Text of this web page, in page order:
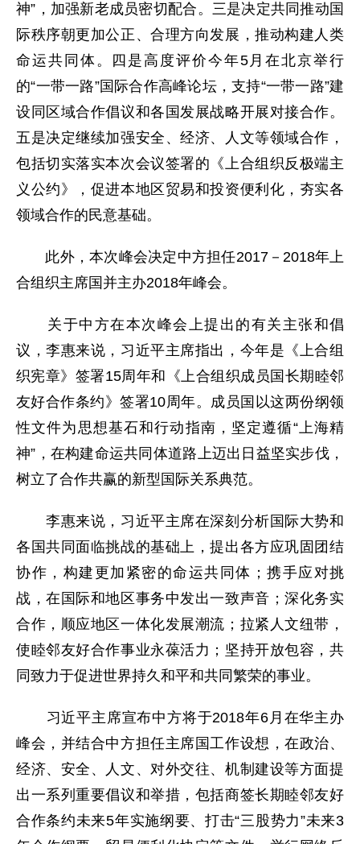
神”，加强新老成员密切配合。三是决定共同推动国
际秩序朝更加公正、合理方向发展，推动构建人类
命运共同体。四是高度评价今年5月在北京举行
的“一带一路”国际合作高峰论坛，支持“一带一路”建
设同区域合作倡议和各国发展战略开展对接合作。
五是决定继续加强安全、经济、人文等领域合作，
包括切实落实本次会议签署的《上合组织反极端主
义公约》，促进本地区贸易和投资便利化，夯实各
领域合作的民意基础。
此外，本次峰会决定中方担任2017－2018年上
合组织主席国并主办2018年峰会。
关于中方在本次峰会上提出的有关主张和倡
议，李惠来说，习近平主席指出，今年是《上合组
织宪章》签署15周年和《上合组织成员国长期睦邻
友好合作条约》签署10周年。成员国以这两份纲领
性文件为思想基石和行动指南，坚定遵循“上海精
神”，在构建命运共同体道路上迈出日益坚实步伐，
树立了合作共赢的新型国际关系典范。
李惠来说，习近平主席在深刻分析国际大势和
各国共同面临挑战的基础上，提出各方应巩固团结
协作，构建更加紧密的命运共同体；携手应对挑
战，在国际和地区事务中发出一致声音；深化务实
合作，顺应地区一体化发展潮流；拉紧人文纽带，
使睦邻友好合作事业永葆活力；坚持开放包容，共
同致力于促进世界持久和平和共同繁荣的事业。
习近平主席宣布中方将于2018年6月在华主办
峰会，并结合中方担任主席国工作设想，在政治、
经济、安全、人文、对外交往、机制建设等方面提
出一系列重要倡议和举措，包括商签长期睦邻友好
合作条约未来5年实施纲要、打击“三股势力”未来3